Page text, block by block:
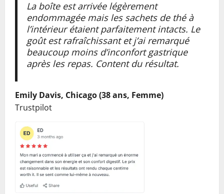
La boîte est arrivée légèrement
endommagée mais les sachets de thé à
l’intérieur étaient parfaitement intacts. Le
goût est rafraîchissant et j’ai remarqué
beaucoup moins d’inconfort gastrique
après les repas. Content du résultat.
Emily Davis, Chicago (38 ans, Femme)
Trustpilot